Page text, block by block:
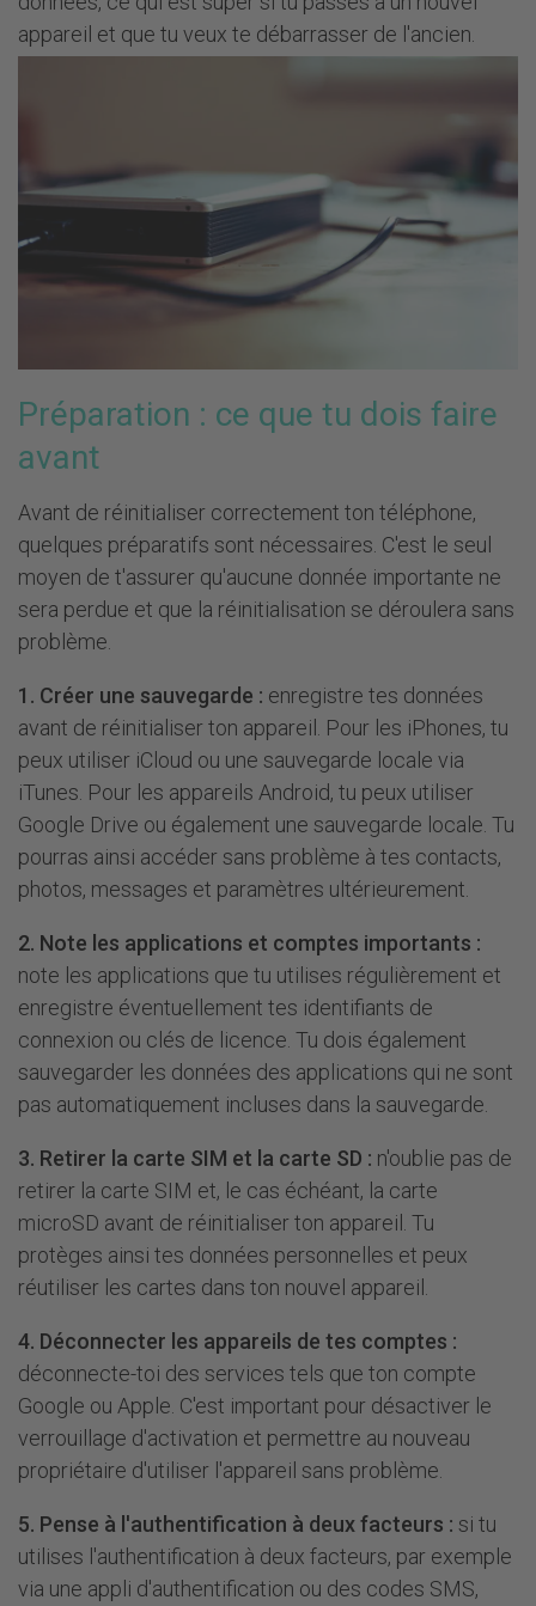
appareil et que tu veux te débarrasser de l'ancien.
Préparation : ce que tu dois faire
avant
Avant de réinitialiser correctement ton téléphone,
quelques préparatifs sont nécessaires. C'est le seul
moyen de t'assurer qu'aucune donnée importante ne
sera perdue et que la réinitialisation se déroulera sans
problème.
1. Créer une sauvegarde : enregistre tes données
avant de réinitialiser ton appareil. Pour les iPhones, tu
peux utiliser iCloud ou une sauvegarde locale via
iTunes. Pour les appareils Android, tu peux utiliser
Google Drive ou également une sauvegarde locale. Tu
pourras ainsi accéder sans problème à tes contacts,
photos, messages et paramètres ultérieurement.
2. Note les applications et comptes importants :
note les applications que tu utilises régulièrement et
enregistre éventuellement tes identifiants de
connexion ou clés de licence. Tu dois également
sauvegarder les données des applications qui ne sont
pas automatiquement incluses dans la sauvegarde.
3. Retirer la carte SIM et la carte SD : n'oublie pas de
retirer la carte SIM et, le cas échéant, la carte
microSD avant de réinitialiser ton appareil. Tu
protèges ainsi tes données personnelles et peux
réutiliser les cartes dans ton nouvel appareil.
4. Déconnecter les appareils de tes comptes :
déconnecte-toi des services tels que ton compte
Google ou Apple. C'est important pour désactiver le
verrouillage d'activation et permettre au nouveau
propriétaire d'utiliser l'appareil sans problème.
5. Pense à l'authentification à deux facteurs : si tu
utilises l'authentification à deux facteurs, par exemple
via une appli d'authentification ou des codes SMS,